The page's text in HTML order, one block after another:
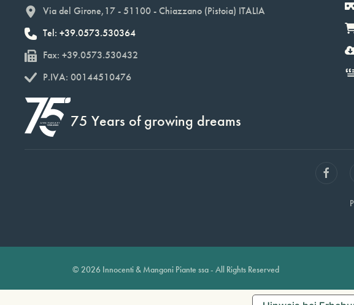
Via del Girone,17 - 51100 - Chiazzano (Pistoia) ITALIA
Tel: +39.0573.530364
Fax: +39.0573.530432
P.IVA: 00144510476
75 Years of growing dreams
© 2026 Innocenti & Mangoni Piante ssa - All Rights Reserved